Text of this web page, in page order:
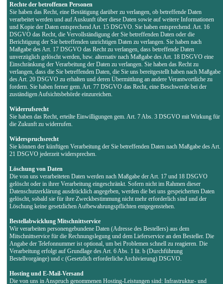
Rechte der betroffenen Personen
Sie haben das Recht, eine Bestätigung darüber zu verlangen, ob betreffende Daten
verarbeitet werden und auf Auskunft über diese Daten sowie auf weitere Informationen
und Kopie der Daten entsprechend Art. 15 DSGVO. Sie haben entsprechend. Art. 16
DSGVO das Recht, die Vervollständigung der Sie betreffenden Daten oder die
Berichtigung der Sie betreffenden unrichtigen Daten zu verlangen. Sie haben nach
Maßgabe des Art. 17 DSGVO das Recht zu verlangen, dass betreffende Daten
unverzüglich gelöscht werden, bzw. alternativ nach Maßgabe des Art. 18 DSGVO eine
Einschränkung der Verarbeitung der Daten zu verlangen. Sie haben das Recht zu
verlangen, dass die Sie betreffenden Daten, die Sie uns bereitgestellt haben nach Maßgabe
des Art. 20 DSGVO zu erhalten und deren Übermittlung an andere Verantwortliche zu
fordern. Sie haben ferner gem. Art. 77 DSGVO das Recht, eine Beschwerde bei der
zuständigen Aufsichtsbehörde einzureichen.
Widerrufsrecht
Sie haben das Recht, erteilte Einwilligungen gem. Art. 7 Abs. 3 DSGVO mit Wirkung für
die Zukunft zu widerrufen.
Widerspruchsrecht
Sie können der künftigen Verarbeitung der Sie betreffenden Daten nach Maßgabe des Art.
21 DSGVO jederzeit widersprechen.
Löschung von Daten
Die von uns verarbeiteten Daten werden nach Maßgabe der Art. 17 und 18 DSGVO
gelöscht oder in ihrer Verarbeitung eingeschränkt. Sofern nicht im Rahmen dieser
Datenschutzerklärung ausdrücklich angegeben, werden die bei uns gespeicherten Daten
gelöscht, sobald sie für ihre Zweckbestimmung nicht mehr erforderlich sind und der
Löschung keine gesetzlichen Aufbewahrungspflichten entgegenstehen.
Bestellabwicklung Mitschnittservice
Wir verarbeiten personengebundene Daten (Adresse des Bestellers) aus dem
Mitschnittservice für die Rechnungslegung und dem Lieferservice an den Besteller. Die
Angabe der Telefonnummer ist optional, um bei Problemen schnell zu reagieren. Die
Verarbeitung erfolgt auf Grundlage des Art. 6 Abs. 1 lit. b (Durchführung
Bestellvorgänge) und c (Gesetzlich erforderliche Archivierung) DSGVO.
Hosting und E-Mail-Versand
Die von uns in Anspruch genommenen Hosting-Leistungen sind: Infrastruktur- und